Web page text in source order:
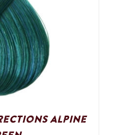
Alpine